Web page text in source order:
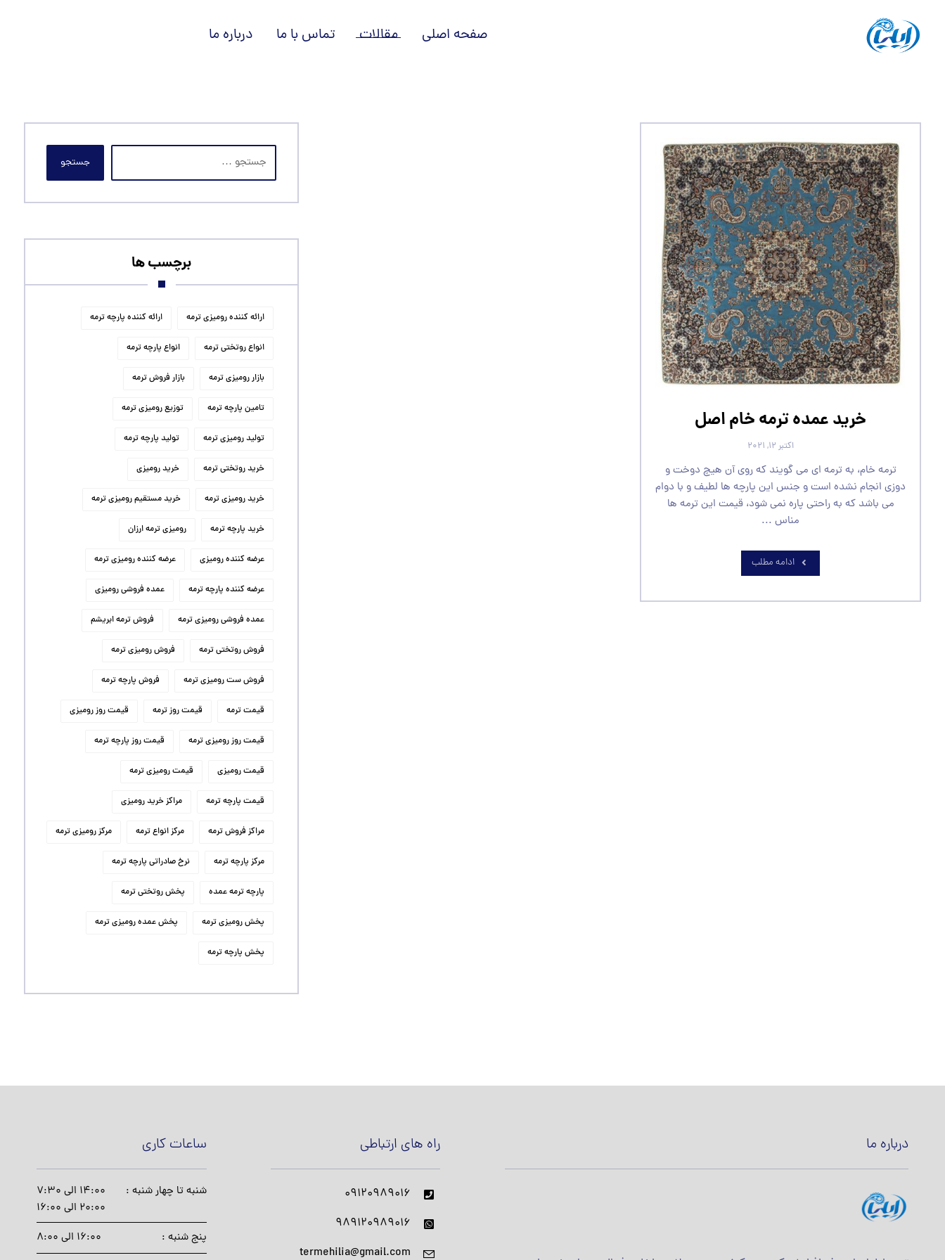
صفحه اصلی مقالات تماس با ما درباره ما
خرید عمده ترمه خام اصل
اکتبر ۱۲, ۲۰۲۱
ترمه خام، به ترمه ای می گویند که روی آن هیچ دوخت و
دوزی انجام نشده است و جنس این پارچه ها لطیف و با دوام
می باشد که به راحتی پاره نمی شود، قیمت این ترمه ها
مناس ...
ادامه مطلب
جستجو
برچسب ها
ارائه کننده رومیزی ترمه ارائه کننده پارچه ترمه
انواع روتختی ترمه انواع پارچه ترمه
بازار رومیزی ترمه بازار فروش ترمه
تامین پارچه ترمه توزیع رومیزی ترمه
تولید رومیزی ترمه تولید پارچه ترمه
خرید روتختی ترمه خرید رومیزی
خرید رومیزی ترمه خرید مستقیم رومیزی ترمه
خرید پارچه ترمه رومیزی ترمه ارزان
عرضه کننده رومیزی عرضه کننده رومیزی ترمه
عرضه کننده پارچه ترمه عمده فروشی رومیزی
عمده فروشی رومیزی ترمه فروش ترمه ابریشم
فروش روتختی ترمه فروش رومیزی ترمه
فروش ست رومیزی ترمه فروش پارچه ترمه
قیمت ترمه قیمت روز ترمه قیمت روز رومیزی
قیمت روز رومیزی ترمه قیمت روز پارچه ترمه
قیمت رومیزی قیمت رومیزی ترمه
قیمت پارچه ترمه مراکز خرید رومیزی
مراکز فروش ترمه مرکز انواع ترمه مرکز رومیزی ترمه
مرکز پارچه ترمه نرخ صادراتی پارچه ترمه
پارچه ترمه عمده پخش روتختی ترمه
پخش رومیزی ترمه پخش عمده رومیزی ترمه
پخش پارچه ترمه
درباره ما راه های ارتباطی
09120989016
989120989016
termehilia@gmail.com
ساعات کاری
شنبه تا چهار شنبه :
14:00 الی 7:30
20:00 الی 16:00
پنج شنبه :
16:00 الی 8:00